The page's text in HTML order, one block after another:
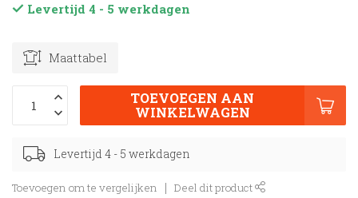
Levertijd 4 - 5 werkdagen
Maattabel
TOEVOEGEN AAN
WINKELWAGEN
Levertijd 4 - 5 werkdagen
Toevoegen om te vergelijken Deel dit product